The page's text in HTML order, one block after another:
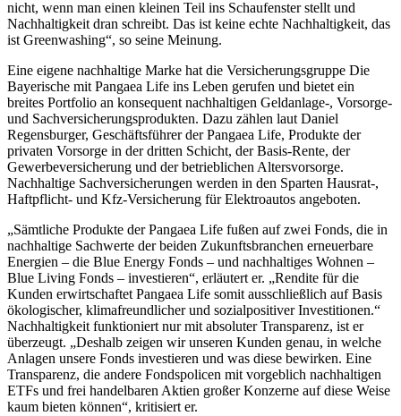
nicht, wenn man einen kleinen Teil ins Schaufenster stellt und
Nachhaltigkeit dran schreibt. Das ist keine echte Nachhaltigkeit, das
ist Greenwashing“, so seine Meinung.
Eine eigene nachhaltige Marke hat die Versicherungsgruppe Die
Bayerische mit Pangaea Life ins Leben gerufen und bietet ein
breites Portfolio an konsequent nachhaltigen Geldanlage-, Vorsorge-
und Sachversicherungsprodukten. Dazu zählen laut Daniel
Regensburger, Geschäftsführer der Pangaea Life, Produkte der
privaten Vorsorge in der dritten Schicht, der Basis-Rente, der
Gewerbeversicherung und der betrieblichen Altersvorsorge.
Nachhaltige Sachversicherungen werden in den Sparten Hausrat-,
Haftpflicht- und Kfz-Versicherung für Elektroautos angeboten.
„Sämtliche Produkte der Pangaea Life fußen auf zwei Fonds, die in
nachhaltige Sachwerte der beiden Zukunftsbranchen erneuerbare
Energien – die Blue Energy Fonds – und nachhaltiges Wohnen –
Blue Living Fonds – investieren“, erläutert er. „Rendite für die
Kunden erwirtschaftet Pangaea Life somit ausschließlich auf Basis
ökologischer, klimafreundlicher und sozialpositiver Investitionen.“
Nachhaltigkeit funktioniert nur mit absoluter Transparenz, ist er
überzeugt. „Deshalb zeigen wir unseren Kunden genau, in welche
Anlagen unsere Fonds investieren und was diese bewirken. Eine
Transparenz, die andere Fondspolicen mit vorgeblich nachhaltigen
ETFs und frei handelbaren Aktien großer Konzerne auf diese Weise
kaum bieten können“, kritisiert er.